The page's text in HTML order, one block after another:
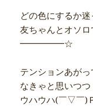
どの色にするか
友ちゃんとオソ
━━━━━☆
テンションあが
なきゃと思いつ
ウハウハ(￣▽￣)